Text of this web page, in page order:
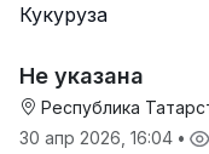
Кукуруза
Не указана
Республика
30 апр 2026, 16:04 •